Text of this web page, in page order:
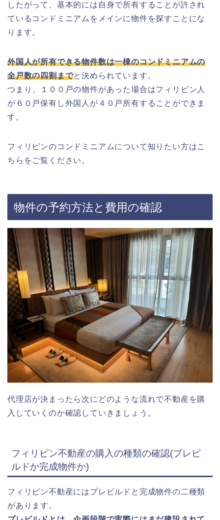
したがって、基本的には自身で所有することが許され
ているコンドミニアムをメインに物件を探すことにな
ります。
外国人が所有できる物件数は一棟のコンドミニアムの
全戸数の四割までと決められています。
つまり、１００戸の物件があった場合はフィリピン人
が６０戸保有し外国人が４０戸所有することができま
す。
フィリピンのコンドミニアムについて知りたい方はこ
ちらをご覧ください。
物件の予約方法と費用の確認
代理店が決まったら次にどのような流れで不動産を購
入していくのか確認していきましょう。
フィリピン不動産の購入の種類の確認(プレビ
ルドか完成物件か)
フィリピン不動産にはプレビルドと完成物件の二種類
があります。